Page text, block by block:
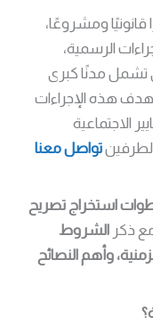
ومشروعًا،
الرسمية،
تشمل مدنًا كبرى
هذه الإجراءات
الاجتماعية
تواصل معنا
استخراج تصريح
ذكرالشروط
وأهم النصائح